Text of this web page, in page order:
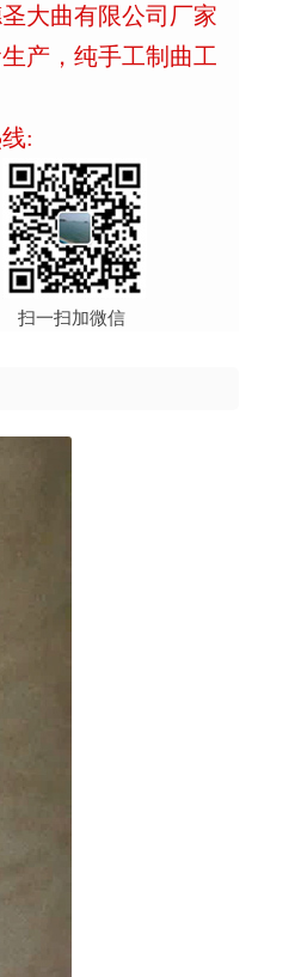
大曲有限公司厂家
产，纯手工制曲工
:
扫一扫加微信